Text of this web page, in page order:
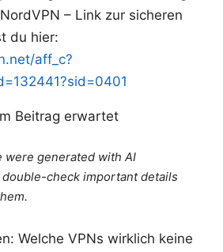
– Link zur sicheren
du hier:
aff_c?
Beitrag erwartet
were generated with AI
double-check important details
Welche VPNs wirklich keine